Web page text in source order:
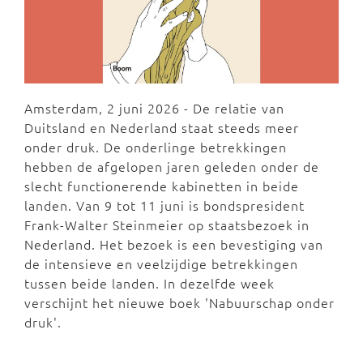
Amsterdam, 2 juni 2026 - De relatie van
Duitsland en Nederland staat steeds meer
onder druk. De onderlinge betrekkingen
hebben de afgelopen jaren geleden onder de
slecht functionerende kabinetten in beide
landen. Van 9 tot 11 juni is bondspresident
Frank-Walter Steinmeier op staatsbezoek in
Nederland. Het bezoek is een bevestiging van
de intensieve en veelzijdige betrekkingen
tussen beide landen. In dezelfde week
verschijnt het nieuwe boek 'Nabuurschap onder
druk'.